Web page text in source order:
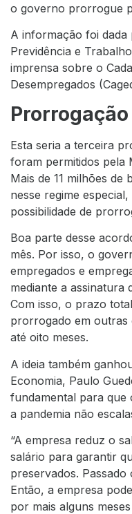
o governo prorrogue
A informação foi dada
Previdência e
imprensa sobre o
Desempregados
Prorrogação
Esta seria a terceira
foram permitidos pela
Mais de 11 milhões de
nesse regime
possibilidade de
Boa parte desse
mês. Por isso, o
empregados e
mediante a assinatura
Com isso, o prazo
prorrogado em outras
até oito meses.
A ideia também
Economia, Paulo
fundamental para que
a pandemia não
“A empresa reduz o
salário para garantir
preservados.
Então, a empresa
por mais alguns